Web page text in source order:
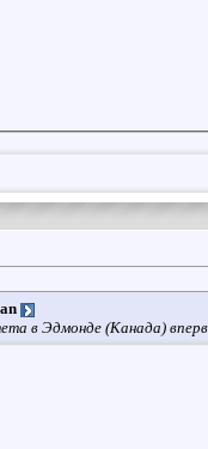
в Эдмонде (Канада)